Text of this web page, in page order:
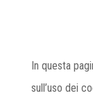
In questa
sull’uso dei